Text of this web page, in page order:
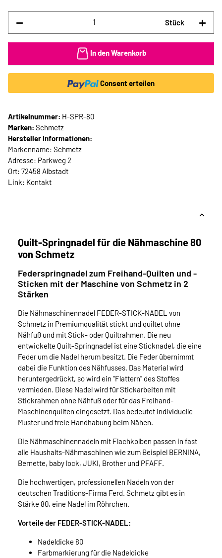
Stück
In den Warenkorb
Consent erteilen
Artikelnummer: H-SPR-80
Marken: Schmetz
Hersteller Informationen:
Markenname: Schmetz
Adresse: Parkweg 2
Ort: 72458 Albstadt
Link: Kontakt
Quilt-Springnadel für die Nähmaschine 80
von Schmetz
Federspringnadel zum Freihand-Quilten und -
Sticken mit der Maschine von Schmetz in 2
Stärken
Die Nähmaschinennadel FEDER-STICK-NADEL von
Schmetz in Premiumqualität stickt und quiltet ohne
Nähfuß und mit Stick- oder Quiltrahmen. Die neu
entwickelte Quilt-Springnadel ist eine Sticknadel, die eine
Feder um die Nadel herum besitzt. Die Feder übernimmt
dabei die Funktion des Nähfusses. Das Material wird
heruntergedrückt, so wird ein "Flattern" des Stoffes
vermieden. Diese Nadel wird für Stickarbeiten mit
Stickrahmen ohne Nähfuß oder für das Freihand-
Maschinenquilten eingesetzt. Das bedeutet individuelle
Muster und freie Handhabung beim Nähen.
Die Nähmaschinennadeln mit Flachkolben passen in fast
alle Haushalts-Nähmaschinen wie zum Beispiel BERNINA,
Bernette, baby lock, JUKI, Brother und PFAFF.
Die hochwertigen, professionellen Nadeln von der
deutschen Traditions-Firma Ferd. Schmetz gibt es in
Stärke 80, eine Nadel im Röhrchen.
Vorteile der FEDER-STICK-NADEL:
Nadeldicke 80
Farbmarkierung für die Nadeldicke